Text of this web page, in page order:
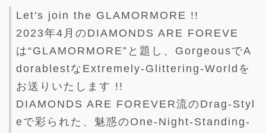
Let's join the GLAMORMORE !!
2023年4月のDIAMONDS ARE FOREVE
は“GLAMORMORE”と題し、GorgeousでA
dorablestなExtremely-Glittering-Worldを
お送りいたします !!
DIAMONDS ARE FOREVER流のDrag-Styl
eで彩られた、魅惑のOne-Night-Standing-